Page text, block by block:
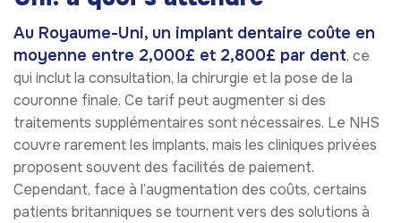
Au Royaume-Uni, un implant dentaire coûte en
moyenne entre 2,000£ et 2,800£ par dent, ce
qui inclut la consultation, la chirurgie et la pose de la
couronne finale. Ce tarif peut augmenter si des
traitements supplémentaires sont nécessaires. Le NHS
couvre rarement les implants, mais les cliniques privées
proposent souvent des facilités de paiement.
Cependant, face à l’augmentation des coûts, certains
patients britanniques se tournent vers des solutions à